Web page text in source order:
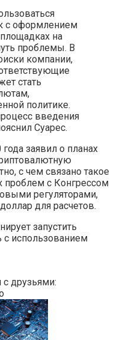
с оформлением
на
проблемы. В
компании,
стать
политике.
введения
Суарес.
заявил о планах
с чем связано такое
проблем с Конгрессом
регуляторами,
для расчетов.
запустить
использованием
с друзьями: